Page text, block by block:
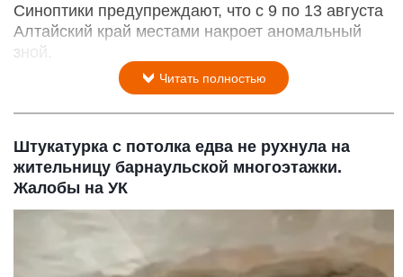
Синоптики предупреждают, что с 9 по 13 августа
Алтайский край местами накроет аномальный
зной.
Читать полностью
Штукатурка с потолка едва не рухнула на
жительницу барнаульской многоэтажки.
Жалобы на УК